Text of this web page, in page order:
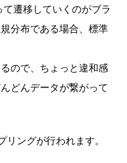
遷移していくのがブラ
分布である場合、標準
ので、ちょっと違和感
どんデータが繋がって
リングが行われます。